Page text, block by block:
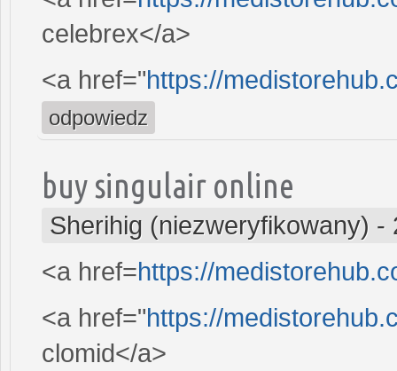
celebrex</a>
<a href="https://
odpowiedz
buy singulair online
Sherihig (niezweryfikowany) -
<a href=https://
<a href="https://
clomid</a>